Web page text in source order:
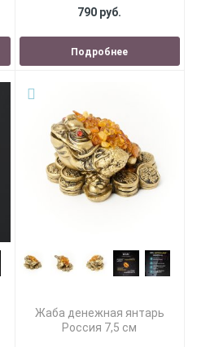
790 руб.
Подробнее
Жаба денежная янтарь
Россия 7,5 см